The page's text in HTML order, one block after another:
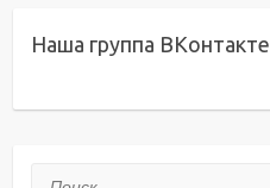
Наша группа ВКонтакте
Поиск